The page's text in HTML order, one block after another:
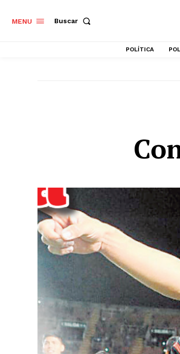
MENU Buscar
POLÍTICA